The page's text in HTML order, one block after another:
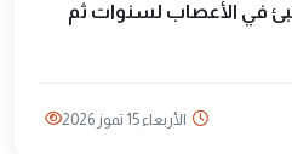
في الأعصاب لسنوات ثم
الأربعاء 15 تموز 2026